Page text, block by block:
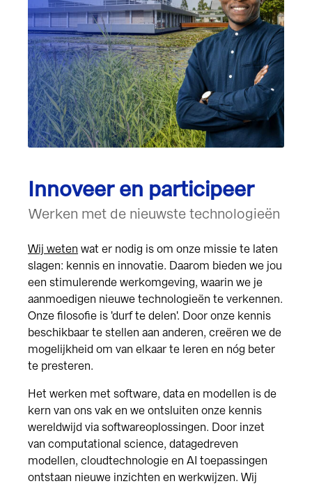
Innoveer en participeer
Werken met de nieuwste technologieën
Wij weten wat er nodig is om onze missie te laten
slagen: kennis en innovatie. Daarom bieden we jou
een stimulerende werkomgeving, waarin we je
aanmoedigen nieuwe technologieën te verkennen.
Onze filosofie is 'durf te delen'. Door onze kennis
beschikbaar te stellen aan anderen, creëren we de
mogelijkheid om van elkaar te leren en nóg beter
te presteren.
Het werken met software, data en modellen is de
kern van ons vak en we ontsluiten onze kennis
wereldwijd via softwareoplossingen. Door inzet
van computational science, datagedreven
modellen, cloudtechnologie en AI toepassingen
ontstaan nieuwe inzichten en werkwijzen. Wij